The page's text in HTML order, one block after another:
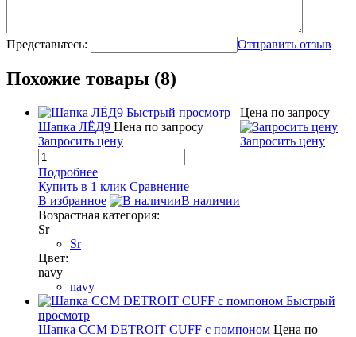
Представьтесь: Отправить отзыв
Похожие товары (8)
Быстрый просмотр
Шапка ЛЁД9 Цена по запросу
Запросить цену
Подробнее
Купить в 1 клик Сравнение
В избранное
В наличии
Возрастная категория:
Sr
Sr
Цвет:
navy
navy
Быстрый
просмотр
Шапка CCM DETROIT CUFF с помпоном Цена по
Цена по запросу
Запросить цену